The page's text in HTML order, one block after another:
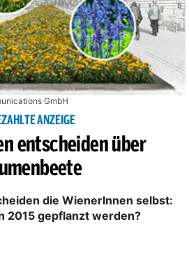
GmbH
ANZEIGE
entscheiden über
die WienerInnen selbst:
2015 gepflanzt werden?